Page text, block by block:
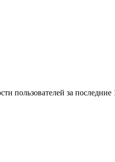
пользователей за